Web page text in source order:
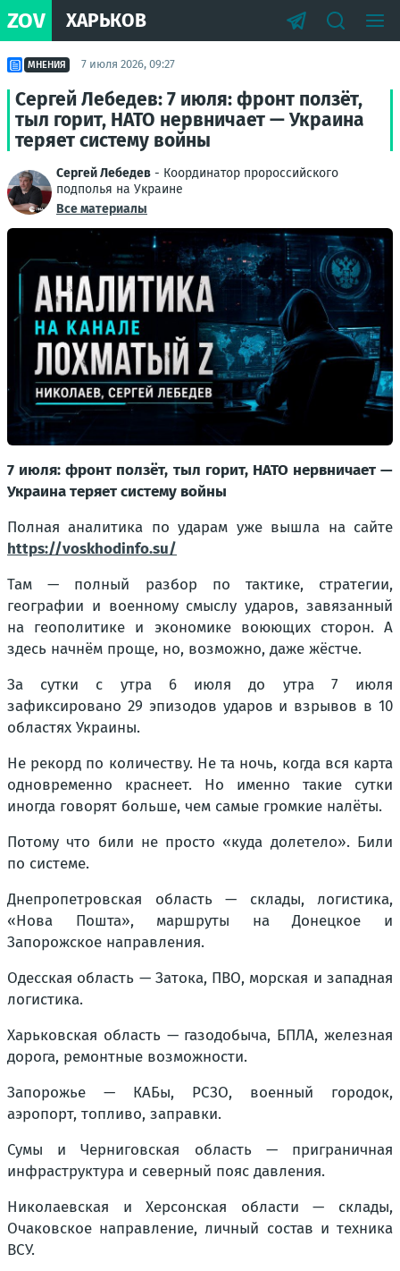
ZOV ХАРЬКОВ
МНЕНИЯ 7 июля 2026, 09:27
Сергей Лебедев: 7 июля: фронт ползёт,
тыл горит, НАТО нервничает — Украина
теряет систему войны
Сергей Лебедев - Координатор пророссийского
подполья на Украине
Все материалы
7 июля: фронт ползёт, тыл горит, НАТО нервничает —
Украина теряет систему войны
Полная аналитика по ударам уже вышла на сайте
https://voskhodinfo.su/
Там — полный разбор по тактике, стратегии,
географии и военному смыслу ударов, завязанный
на геополитике и экономике воюющих сторон. А
здесь начнём проще, но, возможно, даже жёстче.
За сутки с утра 6 июля до утра 7 июля
зафиксировано 29 эпизодов ударов и взрывов в 10
областях Украины.
Не рекорд по количеству. Не та ночь, когда вся карта
одновременно краснеет. Но именно такие сутки
иногда говорят больше, чем самые громкие налёты.
Потому что били не просто «куда долетело». Били
по системе.
Днепропетровская область — склады, логистика,
«Нова Пошта», маршруты на Донецкое и
Запорожское направления.
Одесская область — Затока, ПВО, морская и западная
логистика.
Харьковская область — газодобыча, БПЛА, железная
дорога, ремонтные возможности.
Запорожье — КАБы, РСЗО, военный городок,
аэропорт, топливо, заправки.
Сумы и Черниговская область — приграничная
инфраструктура и северный пояс давления.
Николаевская и Херсонская области — склады,
Очаковское направление, личный состав и техника
ВСУ.